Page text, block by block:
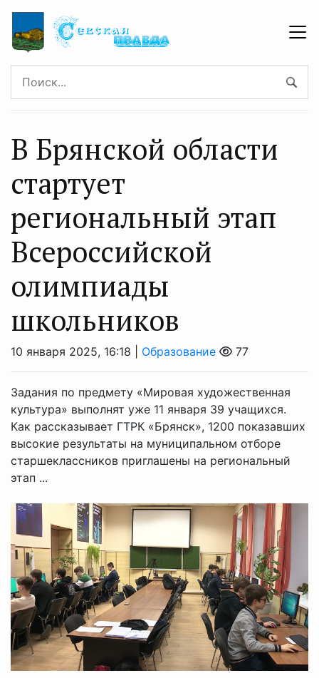
В Брянской области
стартует
региональный этап
Всероссийской
олимпиады
школьников
10 января 2025, 16:18 | Образование 77
Задания по предмету «Мировая художественная
культура» выполнят уже 11 января 39 учащихся.
Как рассказывает ГТРК «Брянск», 1200 показавших
высокие результаты на муниципальном отборе
старшеклассников приглашены на региональный
этап ...